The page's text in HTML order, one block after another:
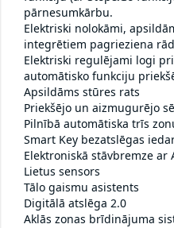
pārnesumkārbu.
Elektriski nolokāmi,
integrētiem pagrieziena
Elektriski regulējami logi
automātisko funkciju
Apsildāms stūres rats
Priekšējo un aizmugurējo
Pilnībā automātiska trīs
Smart Key bezatslēgas
Elektroniskā stāvbremze ar
Lietus sensors
Tālo gaismu asistents
Digitālā atslēga 2.0
Aklās zonas brīdinājuma